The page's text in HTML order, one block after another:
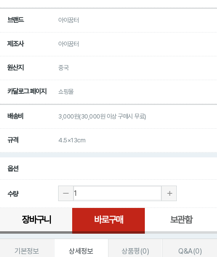
브랜드 아이꿈터
제조사 아이꿈터
원산지 중국
카달로그 페이지 쇼핑몰
배송비 3,000원(30,000원 이상 구매시 무료)
규격 4.5×13cm
옵션
수량
장바구니 바로구매 보관함
기본정보 상세정보 상품평(0) Q&A(0)